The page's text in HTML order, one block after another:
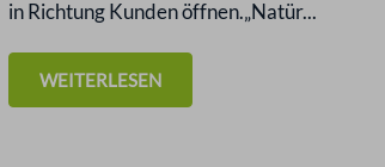
in Richtung Kunden öffnen.„Natür...
WEITERLESEN